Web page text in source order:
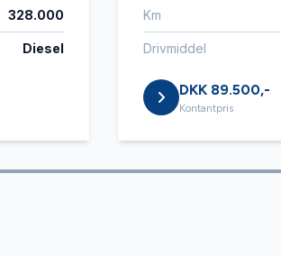
328.000
Diesel
Km
Drivmiddel
DKK 89.500,-
Kontantpris